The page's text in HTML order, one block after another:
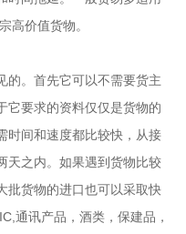
高价值货物。
的。首先它可以不需要货主
它要求的资料仅仅是货物的
时间和速度都比较快，从接
天之内。如果遇到货物比较
批货物的进口也可以采取快
通讯产品，酒类，保建品，